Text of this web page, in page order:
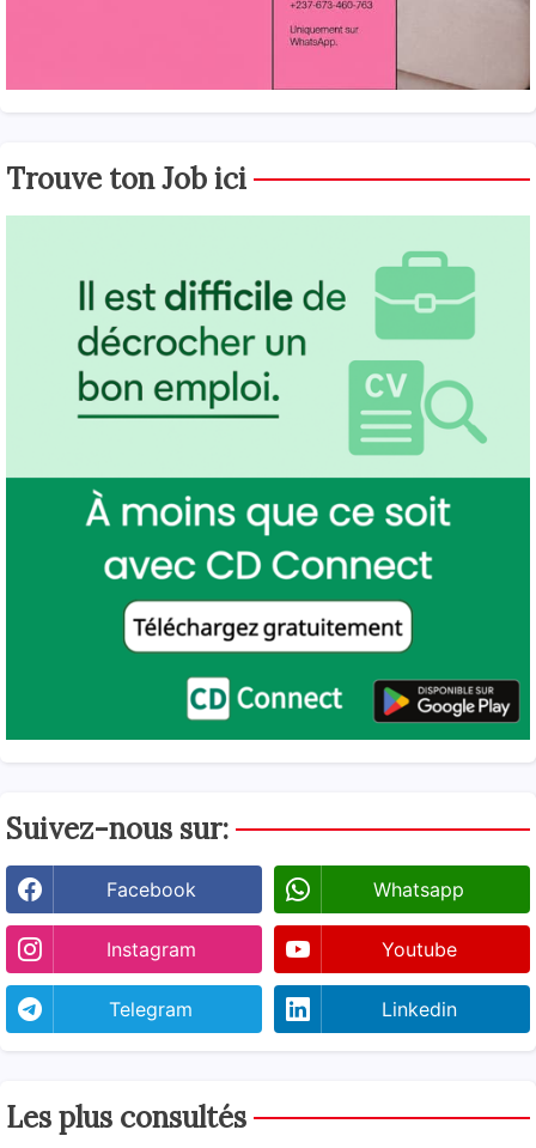
Trouve ton Job ici
Suivez-nous sur:
Facebook Whatsapp
Instagram Youtube
Telegram Linkedin
Les plus consultés